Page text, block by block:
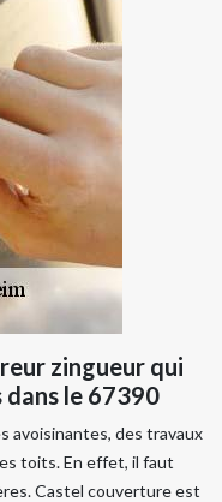
zingueur qui
le 67390
avoisinantes, des travaux
toits. En effet, il faut
Castel couverture est